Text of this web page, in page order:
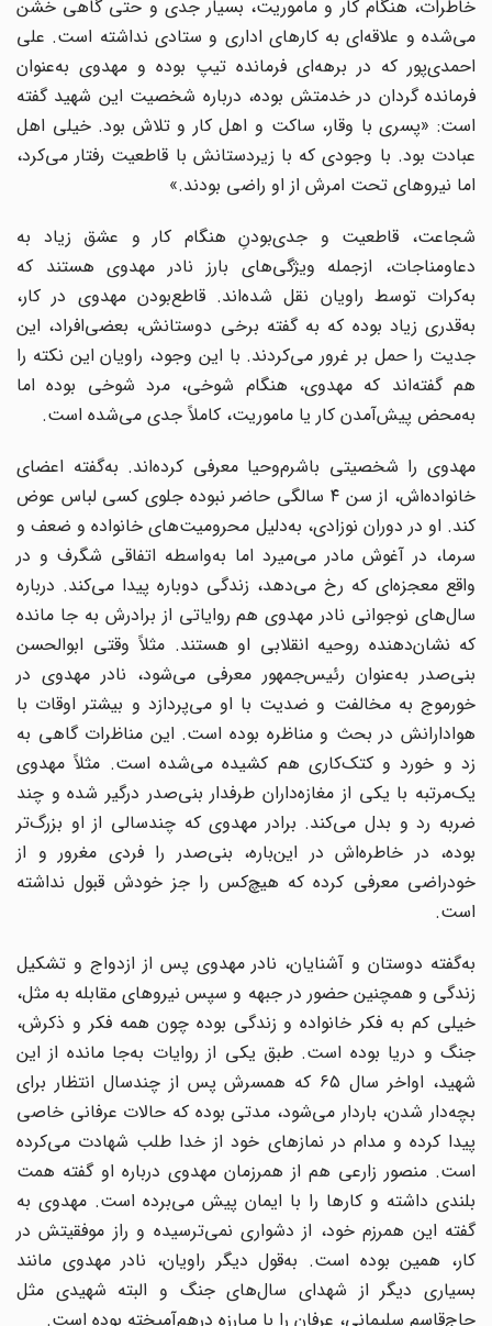
خاطرات، هنگام کار و ماموریت، بسیار جدی و حتی گاهی خشن
می‌شده و علاقه‌ای به کارهای اداری و ستادی نداشته است. علی
احمدی‌پور که در برهه‌ای فرمانده تیپ بوده و مهدوی به‌عنوان
فرمانده گردان در خدمتش بوده، درباره شخصیت این شهید گفته
است: «پسری با وقار، ساکت و اهل کار و تلاش بود. خیلی اهل
عبادت بود. با وجودی که با زیردستانش با قاطعیت رفتار می‌کرد،
اما نیروهای تحت امرش از او راضی بودند.»
شجاعت، قاطعیت و جدی‌بودنِ هنگام کار و عشق زیاد به
دعاومناجات، ازجمله ویژگی‌های بارز نادر مهدوی هستند که
به‌کرات توسط راویان نقل شده‌اند. قاطع‌بودن مهدوی در کار،
به‌قدری زیاد بوده که به گفته برخی دوستانش، بعضی‌افراد، این
جدیت را حمل بر غرور می‌کردند. با این وجود، راویان این نکته را
هم گفته‌اند که مهدوی، هنگام شوخی، مرد شوخی بوده اما
به‌محض پیش‌آمدن کار یا ماموریت، کاملاً جدی می‌شده است.
مهدوی را شخصیتی باشرم‌وحیا معرفی کرده‌اند. به‌گفته اعضای
خانواده‌اش، از سن ۴ سالگی حاضر نبوده جلوی کسی لباس عوض
کند. او در دوران نوزادی، به‌دلیل محرومیت‌های خانواده و ضعف و
سرما، در آغوش مادر می‌میرد اما به‌واسطه اتفاقی شگرف و در
واقع معجزه‌ای که رخ می‌دهد، زندگی دوباره پیدا می‌کند. درباره
سال‌های نوجوانی نادر مهدوی هم روایاتی از برادرش به جا مانده
که نشان‌دهنده روحیه انقلابی او هستند. مثلاً وقتی ابوالحسن
بنی‌صدر به‌عنوان رئیس‌جمهور معرفی می‌شود، نادر مهدوی در
خورموج به مخالفت و ضدیت با او می‌پردازد و بیشتر اوقات با
هوادارانش در بحث و مناظره بوده است. این مناظرات گاهی به
زد و خورد و کتک‌کاری هم کشیده می‌شده است. مثلاً مهدوی
یک‌مرتبه با یکی از مغازه‌داران طرفدار بنی‌صدر درگیر شده و چند
ضربه رد و بدل می‌کند. برادر مهدوی که چندسالی از او بزرگ‌تر
بوده، در خاطره‌اش در این‌باره، بنی‌صدر را فردی مغرور و از
خودراضی معرفی کرده که هیچ‌کس را جز خودش قبول نداشته
است.
به‌گفته دوستان و آشنایان، نادر مهدوی پس از ازدواج و تشکیل
زندگی و همچنین حضور در جبهه و سپس نیروهای مقابله به مثل،
خیلی کم به فکر خانواده و زندگی بوده چون همه فکر و ذکرش،
جنگ و دریا بوده است. طبق یکی از روایات به‌جا مانده از این
شهید، اواخر سال ۶۵ که همسرش پس از چندسال انتظار برای
بچه‌دار شدن، باردار می‌شود، مدتی بوده که حالات عرفانی خاصی
پیدا کرده و مدام در نمازهای خود از خدا طلب شهادت می‌کرده
است. منصور زارعی هم از همرزمان مهدوی درباره او گفته همت
بلندی داشته و کارها را با ایمان پیش می‌برده است. مهدوی به
گفته این همرزم خود، از دشواری نمی‌ترسیده و راز موفقیتش در
کار، همین بوده است. به‌قول دیگر راویان، نادر مهدوی مانند
بسیاری دیگر از شهدای سال‌های جنگ و البته شهیدی مثل
حاج‌قاسم سلیمانی، عرفان را با مبارزه درهم‌آمیخته بوده است.